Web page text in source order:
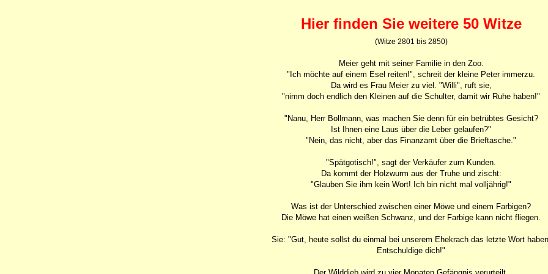
Hier finden Sie weitere 50 Witze
(Witze 2801 bis 2850)
Meier geht mit seiner Familie in den Zoo.
"Ich möchte auf einem Esel reiten!", schreit der kleine Peter immerzu.
Da wird es Frau Meier zu viel. "Willi", ruft sie,
"nimm doch endlich den Kleinen auf die Schulter, damit wir Ruhe haben!"
"Nanu, Herr Bollmann, was machen Sie denn für ein betrübtes Gesicht?
Ist Ihnen eine Laus über die Leber gelaufen?"
"Nein, das nicht, aber das Finanzamt über die Brieftasche."
"Spätgotisch!", sagt der Verkäufer zum Kunden.
Da kommt der Holzwurm aus der Truhe und zischt:
"Glauben Sie ihm kein Wort! Ich bin nicht mal volljährig!"
Was ist der Unterschied zwischen einer Möwe und einem Farbigen?
Die Möwe hat einen weißen Schwanz, und der Farbige kann nicht fliegen.
Sie: "Gut, heute sollst du einmal bei unserem Ehekrach das letzte Wort
Entschuldige dich!"